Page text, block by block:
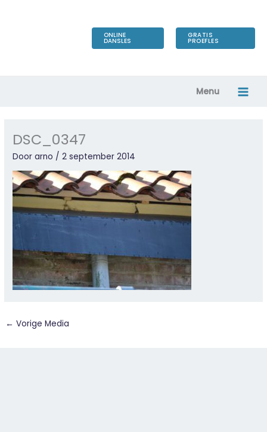
ONLINE
DANSLES
GRATIS
PROEFLES
Menu
DSC_0347
Doorarno /2 september 2014
← Vorige Media